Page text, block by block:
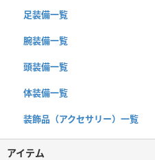
足装備一覧
腕装備一覧
頭装備一覧
体装備一覧
装飾品（アクセサリー）一覧
アイテム